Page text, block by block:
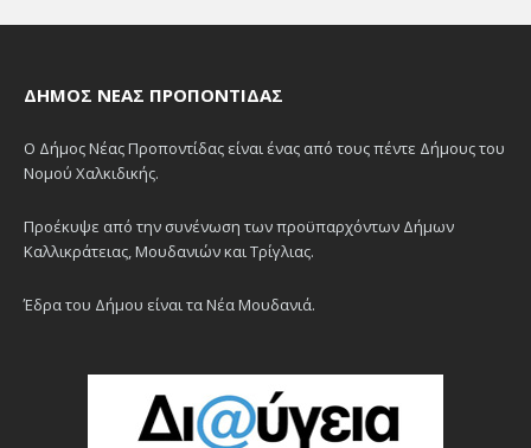
ΔΉΜΟΣ ΝΈΑΣ ΠΡΟΠΟΝΤΊΔΑΣ
Ο Δήμος Νέας Προποντίδας είναι ένας από τους πέντε Δήμους του
Νομού Χαλκιδικής.
Προέκυψε από την συνένωση των προϋπαρχόντων Δήμων
Καλλικράτειας, Μουδανιών και Τρίγλιας.
Έδρα του Δήμου είναι τα Νέα Μουδανιά.